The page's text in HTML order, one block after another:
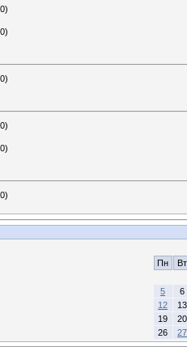
Пн Вт
5
6
12
13
19
20
26
27